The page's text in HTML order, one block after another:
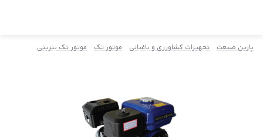
پارین صنعت تجهیزات کشاورزی و باغبانی موتور تک موتور تک بنزینی